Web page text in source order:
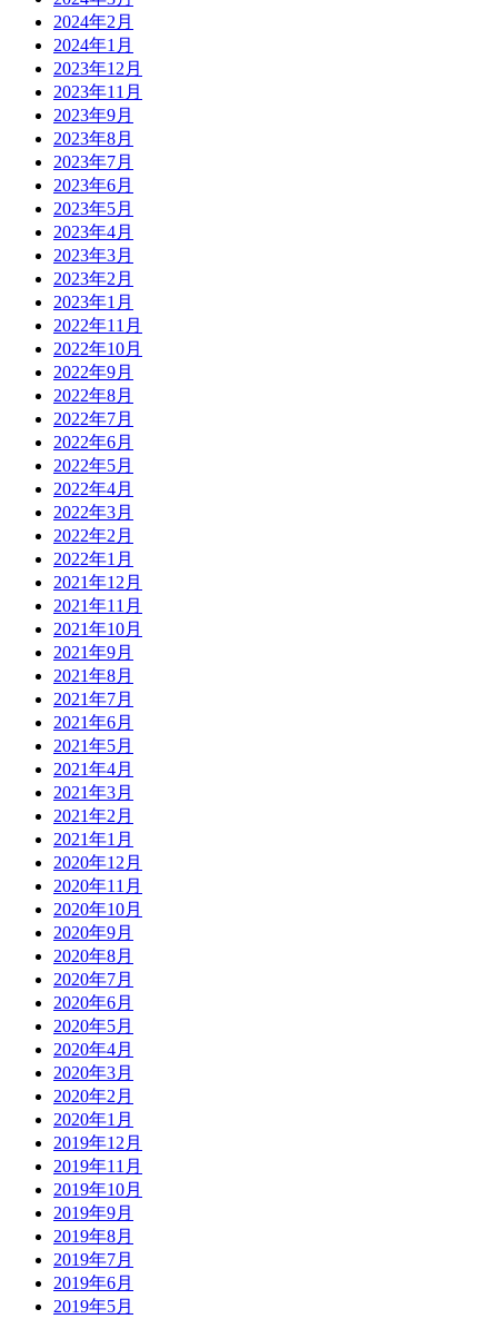
2024年2月
2024年1月
2023年12月
2023年11月
2023年9月
2023年8月
2023年7月
2023年6月
2023年5月
2023年4月
2023年3月
2023年2月
2023年1月
2022年11月
2022年10月
2022年9月
2022年8月
2022年7月
2022年6月
2022年5月
2022年4月
2022年3月
2022年2月
2022年1月
2021年12月
2021年11月
2021年10月
2021年9月
2021年8月
2021年7月
2021年6月
2021年5月
2021年4月
2021年3月
2021年2月
2021年1月
2020年12月
2020年11月
2020年10月
2020年9月
2020年8月
2020年7月
2020年6月
2020年5月
2020年4月
2020年3月
2020年2月
2020年1月
2019年12月
2019年11月
2019年10月
2019年9月
2019年8月
2019年7月
2019年6月
2019年5月